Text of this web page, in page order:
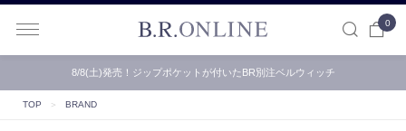
0
8/8(土)発売！ジップポケットが付いたBR別注ベルウィッチ
TOP ＞ BRAND